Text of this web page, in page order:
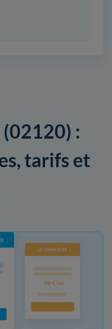
(02120) :
tarifs et